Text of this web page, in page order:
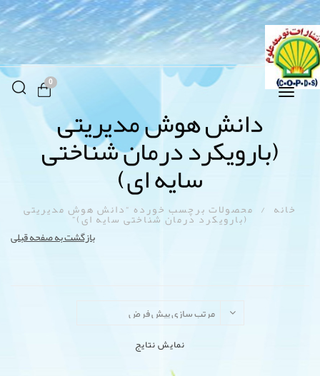
Toggle
navigation
0
دانش هوش مدیریتی
(بارویکرد درمان شناختی
سایه ­ای)
خانه / محصولات برچسب خورده “دانش هوش مدیریتی
(بارویکرد درمان شناختی سایه ­ای)”
بازگشت به صفحه قبلی
نمایش نتایج